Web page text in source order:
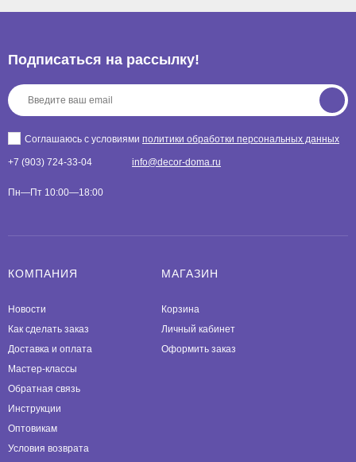
Подписаться на рассылкy!
Соглашаюсь с условиями политики обработки персональных данных
+7 (903) 724-33-04 info@decor-doma.ru
Пн—Пт 10:00—18:00
КОМПАНИЯ
Новости
Как сделать заказ
Доставка и оплата
Мастер-классы
Обратная связь
Инструкции
Оптовикам
Условия возврата
МАГАЗИН
Корзина
Личный кабинет
Оформить заказ